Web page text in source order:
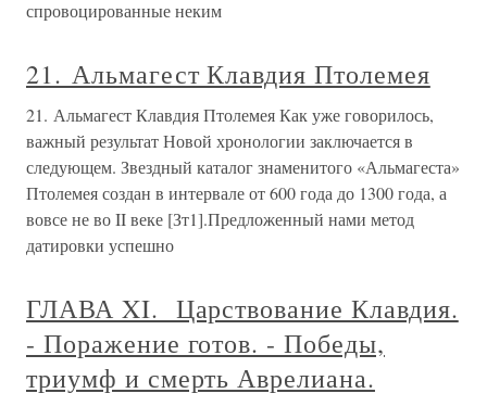
спровоцированные неким
21. Альмагест Клавдия Птолемея
21. Альмагест Клавдия Птолемея Как уже говорилось,
важный результат Новой хронологии заключается в
следующем. Звездный каталог знаменитого «Альмагеста»
Птолемея создан в интервале от 600 года до 1300 года, а
вовсе не во II веке [Зт1].Предложенный нами метод
датировки успешно
ГЛАВА XI. Царствование Клавдия.
- Поражение готов. - Победы,
триумф и смерть Аврелиана.